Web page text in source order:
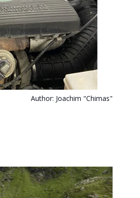
Author: Joachim "Chimas"